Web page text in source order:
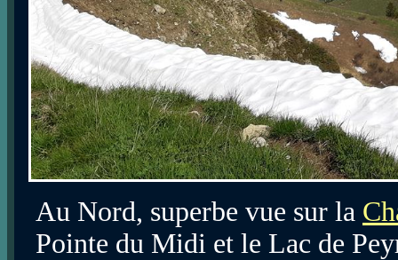
Au Nord, superbe vue sur la
Pointe du Midi et le Lac de